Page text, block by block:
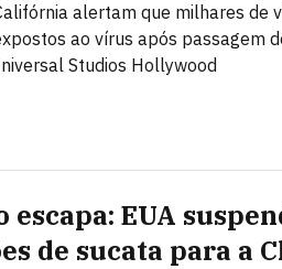
alertam que milhares de
ao vírus após passagem
Studios Hollywood
escapa: EUA
de sucata para a